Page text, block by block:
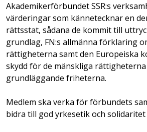
Akademikerförbundet SSR:s
värderingar som kännetecknar en
rättsstat, sådana de kommit till
grundlag, FN:s allmänna förklaring
rättigheterna samt den Europeiska
skydd för de mänskliga rättigheterna
grundläggande friheterna.
Medlem ska verka för förbundets
bidra till god yrkesetik och